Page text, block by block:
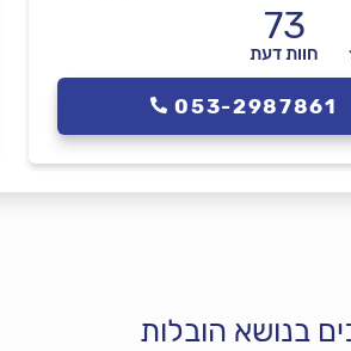
73
חוות דעת
053-2987861